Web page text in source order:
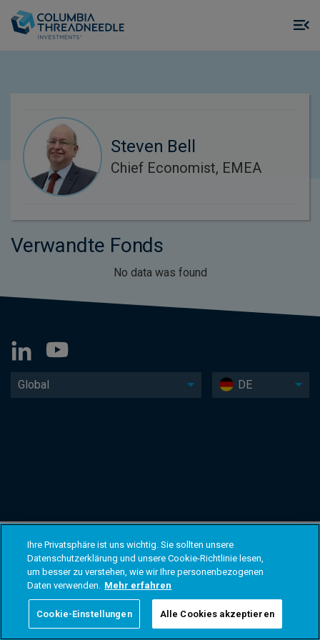
Steven Bell
Chief Economist, EMEA
Verwandte Fonds
No data was found
Global DE
Ihre Privatsphäre ist uns wichtig. Sie sollten unsere
Datenschutzerklärung und unsere Cookie-Richtlinie lesen,
um besser zu verstehen, wie wir Ihre personenbezogenen
Daten verwenden. Mehr erfahren
Cookie-Einstellungen Alle Cookies akzeptieren